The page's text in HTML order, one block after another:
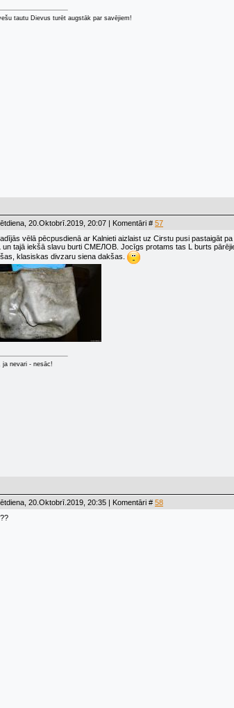
tautu Dievus turēt augstāk par savējiem!
20.Oktobrī.2019, 20:07 | Komentāri # 57
vēlā pēcpusdienā ar Kalnieti aizlaist uz Cirstu pusi pastaigāt
un tajā iekšā slavu burti CMEЛOB. Jocīgs protams tas L burts
klasiskas divzaru siena dakšas.
ja nevari - nesāc!
20.Oktobrī.2019, 20:35 | Komentāri # 58